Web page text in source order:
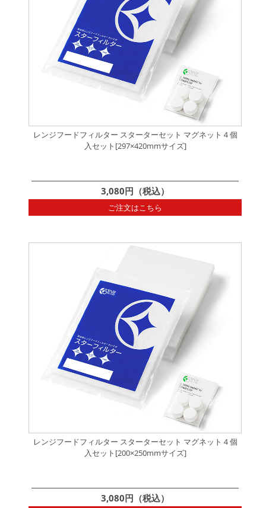
レンジフードフィルター スターターセット マグネット４個
入セット[297×420mmサイズ]
3,080円（税込）
ご注文はこちら
レンジフードフィルター スターターセット マグネット４個
入セット[200×250mmサイズ]
3,080円（税込）